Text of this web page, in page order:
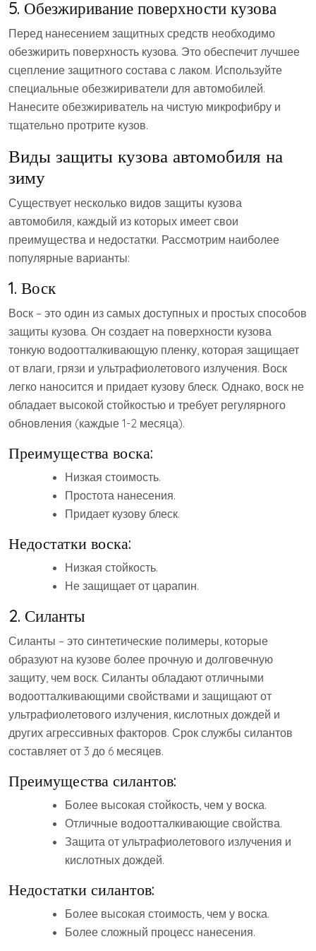
5. Обезжиривание поверхности кузова
Перед нанесением защитных средств необходимо
обезжирить поверхность кузова. Это обеспечит лучшее
сцепление защитного состава с лаком. Используйте
специальные обезжириватели для автомобилей.
Нанесите обезжириватель на чистую микрофибру и
тщательно протрите кузов.
Виды защиты кузова автомобиля на
зиму
Существует несколько видов защиты кузова
автомобиля, каждый из которых имеет свои
преимущества и недостатки. Рассмотрим наиболее
популярные варианты:
1. Воск
Воск – это один из самых доступных и простых способов
защиты кузова. Он создает на поверхности кузова
тонкую водоотталкивающую пленку, которая защищает
от влаги, грязи и ультрафиолетового излучения. Воск
легко наносится и придает кузову блеск. Однако, воск не
обладает высокой стойкостью и требует регулярного
обновления (каждые 1-2 месяца).
Преимущества воска:
Низкая стоимость.
Простота нанесения.
Придает кузову блеск.
Недостатки воска:
Низкая стойкость.
Не защищает от царапин.
2. Силанты
Силанты – это синтетические полимеры, которые
образуют на кузове более прочную и долговечную
защиту, чем воск. Силанты обладают отличными
водоотталкивающими свойствами и защищают от
ультрафиолетового излучения, кислотных дождей и
других агрессивных факторов. Срок службы силантов
составляет от 3 до 6 месяцев.
Преимущества силантов:
Более высокая стойкость, чем у воска.
Отличные водоотталкивающие свойства.
Защита от ультрафиолетового излучения и
кислотных дождей.
Недостатки силантов:
Более высокая стоимость, чем у воска.
Более сложный процесс нанесения.